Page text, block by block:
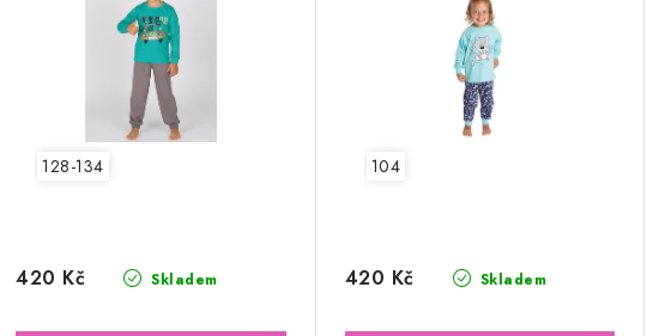
128-134
Skladem
420 Kč
104
Skladem
420 Kč